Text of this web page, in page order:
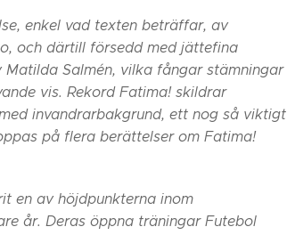
enkel vad texten beträffar, av
och därtill försedd med jättefina
Matilda Salmén, vilka fångar stämningar
vis. Rekord Fatima! skildrar
invandrarbakgrund, ett nog så viktigt
på flera berättelser om Fatima!
en av höjdpunkterna inom
år. Deras öppna träningar Futebol